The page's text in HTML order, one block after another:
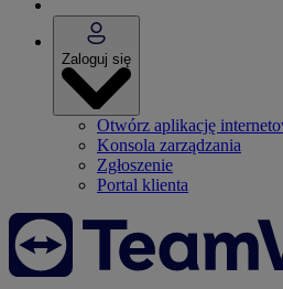
Zaloguj się
Otwórz aplikację
Konsola zarządzania
Zgłoszenie
Portal klienta